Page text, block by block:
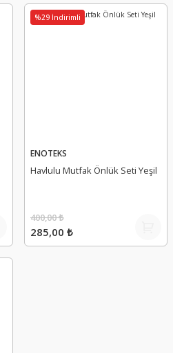
%29 İndirimli
ENOTEKS
Havlulu Mutfak Önlük Seti Yeşil
285,00 ₺
400,00 ₺